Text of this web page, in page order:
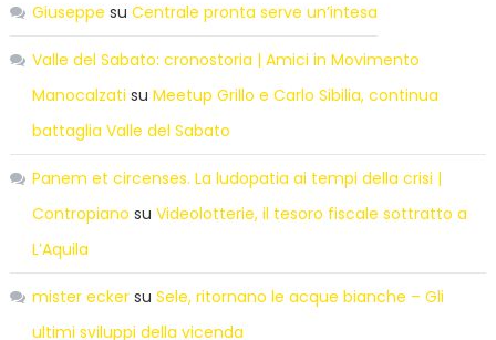
Giuseppe su Centrale pronta serve un’intesa
Valle del Sabato: cronostoria | Amici in Movimento
Manocalzati su Meetup Grillo e Carlo Sibilia, continua
battaglia Valle del Sabato
Panem et circenses. La ludopatia ai tempi della crisi |
Contropiano su Videolotterie, il tesoro fiscale sottratto a
L’Aquila
mister eckersu Sele, ritornano le acque bianche – Gli
ultimi sviluppi della vicenda